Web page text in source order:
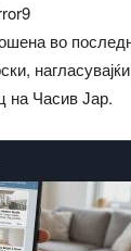
во
на Часив Јар.